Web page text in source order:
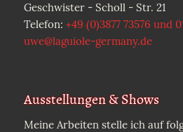
Geschwister - Scholl - Str. 21
Telefon: +49 (0)3877 73576 und
uwe@laguiole-germany.de
Ausstellungen & Shows
Meine Arbeiten stelle ich auf